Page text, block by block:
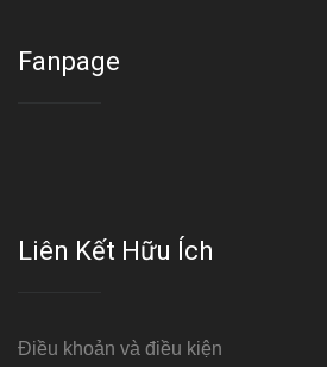
Fanpage
Liên Kết Hữu Ích
Điều khoản và điều kiện